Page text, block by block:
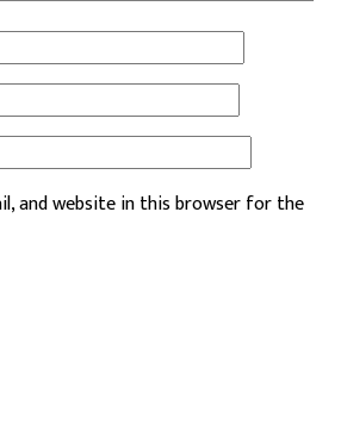
and website in this browser for the